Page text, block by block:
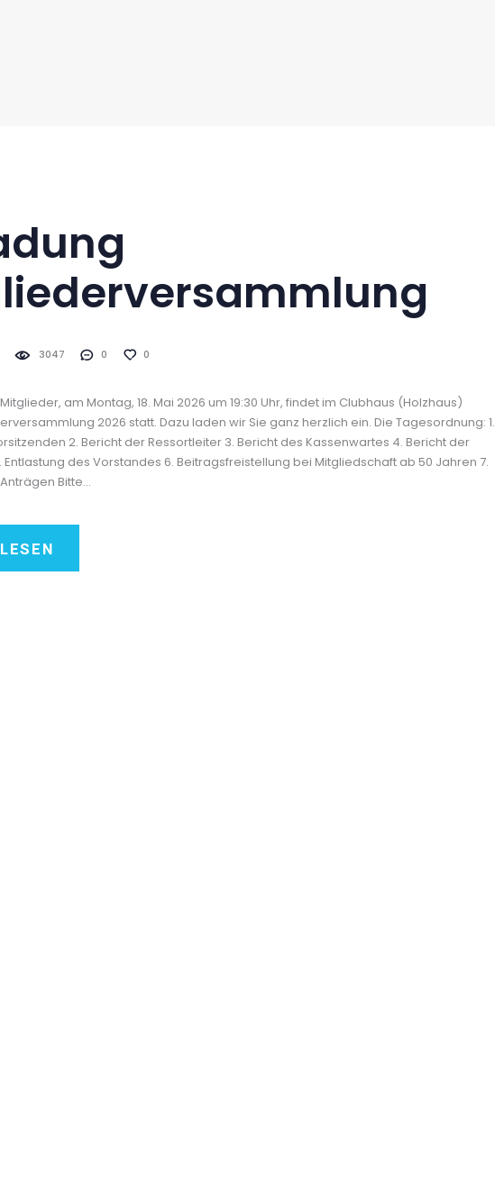
3047 0 0
am Montag, 18. Mai 2026 um 19:30 Uhr, findet im Clubhaus (Holzhaus)
2026 statt. Dazu laden wir Sie ganz herzlich ein. Die Tagesordnung: 1.
2. Bericht der Ressortleiter 3. Bericht des Kassenwartes 4. Bericht der
Entlastung des Vorstandes 6. Beitragsfreistellung bei Mitgliedschaft ab 50 Jahren 7.
Bitte…